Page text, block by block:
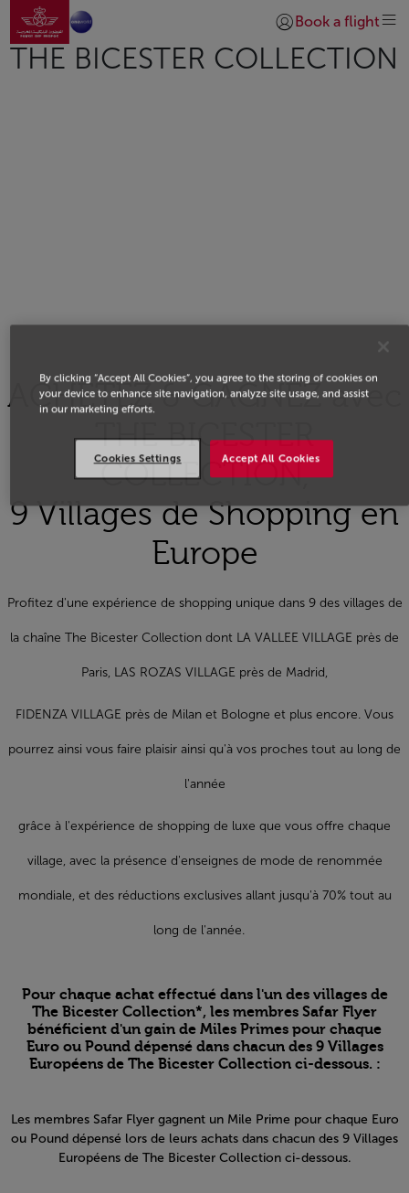
Saut au contenu principal
Aller à la page accueil
Se connecter |
Book a flight
THE BICESTER COLLECTION
ACHETEZ & GAGNEZ avec
THE BICESTER
COLLECTION,
9 Villages de Shopping en
Europe
Profitez d'une expérience de shopping unique dans 9 des villages de
la chaîne The Bicester Collection dont LA VALLEE VILLAGE près de
Paris, LAS ROZAS VILLAGE près de Madrid,
FIDENZA VILLAGE près de Milan et Bologne et plus encore. Vous
pourrez ainsi vous faire plaisir ainsi qu'à vos proches tout au long de
l'année
grâce à l'expérience de shopping de luxe que vous offre chaque
village, avec la présence d'enseignes de mode de renommée
mondiale, et des réductions exclusives allant jusqu'à 70% tout au
long de l'année.
Pour chaque achat effectué dans l'un des villages de
The Bicester Collection*, les membres Safar Flyer
bénéficient d'un gain de Miles Primes pour chaque
Euro ou Pound dépensé dans chacun des 9 Villages
Européens de The Bicester Collection ci-dessous. :
Les membres Safar Flyer gagnent un Mile Prime pour chaque Euro
ou Pound dépensé lors de leurs achats dans chacun des 9 Villages
Européens de The Bicester Collection ci-dessous.
By clicking “Accept All Cookies”, you agree to the storing of cookies on
your device to enhance site navigation, analyze site usage, and assist
in our marketing efforts.
Accept All Cookies
Cookies Settings